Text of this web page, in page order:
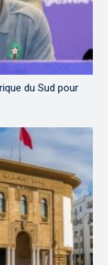
du Sud pour